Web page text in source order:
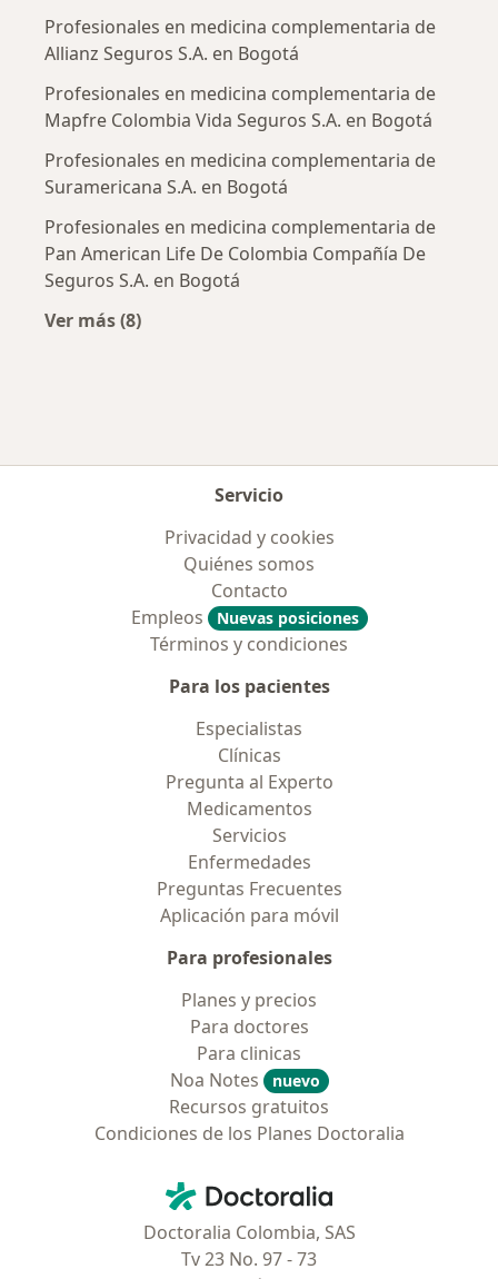
Profesionales en medicina complementaria de
Allianz Seguros S.A. en Bogotá
Profesionales en medicina complementaria de
Mapfre Colombia Vida Seguros S.A. en Bogotá
Profesionales en medicina complementaria de
Suramericana S.A. en Bogotá
Profesionales en medicina complementaria de
Pan American Life De Colombia Compañía De
Seguros S.A. en Bogotá
Ver más (8)
Servicio
Privacidad y cookies
Quiénes somos
Contacto
Empleos
Nuevas posiciones
Términos y condiciones
Para los pacientes
Especialistas
Clínicas
Pregunta al Experto
Medicamentos
Servicios
Enfermedades
Preguntas Frecuentes
Aplicación para móvil
Para profesionales
Planes y precios
Para doctores
Para clinicas
Noa Notes
nuevo
Recursos gratuitos
Condiciones de los Planes Doctoralia
Doctoralia - Página de inicio
Doctoralia Colombia, SAS
Tv 23 No. 97 - 73